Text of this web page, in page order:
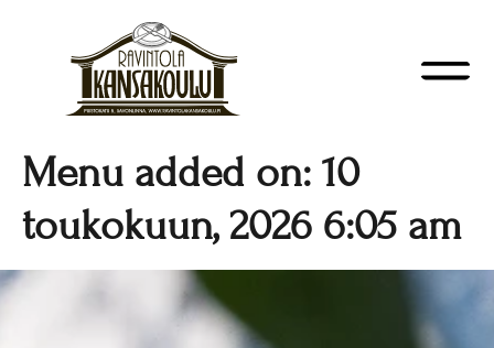
Menu added on: 10
toukokuun, 2026 6:05 am